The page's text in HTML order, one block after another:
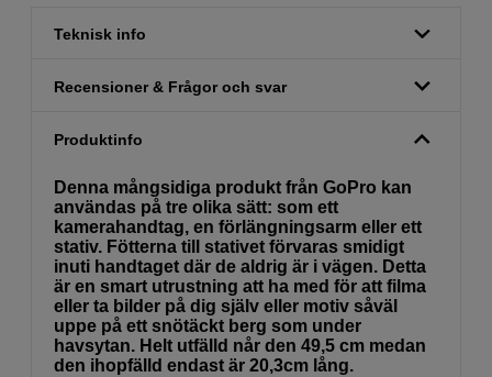
Teknisk info
Recensioner & Frågor och svar
Produktinfo
Denna mångsidiga produkt från GoPro kan
användas på tre olika sätt: som ett
kamerahandtag, en förlängningsarm eller ett
stativ. Fötterna till stativet förvaras smidigt
inuti handtaget där de aldrig är i vägen. Detta
är en smart utrustning att ha med för att filma
eller ta bilder på dig själv eller motiv såväl
uppe på ett snötäckt berg som under
havsytan. Helt utfälld når den 49,5 cm medan
den ihopfälld endast är 20,3cm lång.